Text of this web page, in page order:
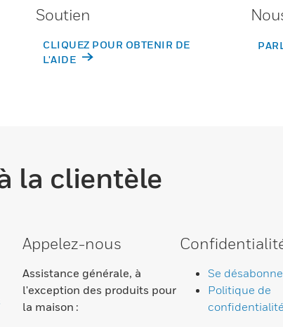
Soutien
CLIQUEZ POUR OBTENIR DE
L'AIDE
la clientèle
Appelez-nous
Assistance générale, à
l'exception des produits pour
la maison :
Se
Politique de
confidentialité